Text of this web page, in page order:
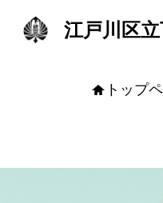
江戸川区
トップ